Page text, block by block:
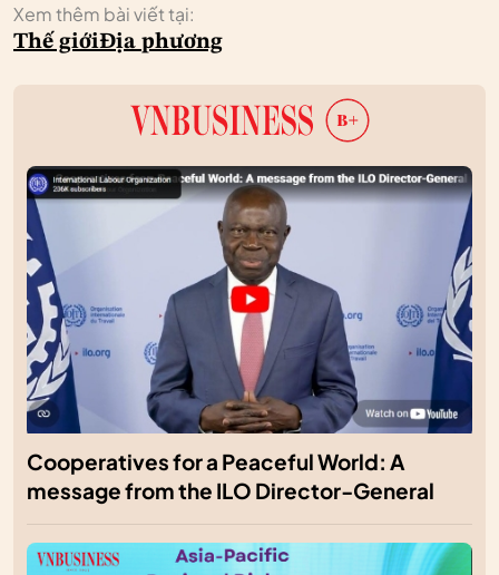
Xem thêm bài viết tại:
Thế giớiĐịa phương
Cooperatives for a Peaceful World: A
message from the ILO Director-General